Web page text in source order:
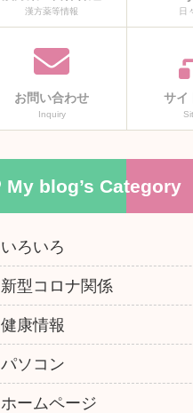
漢方薬等情報 日
お問い合わせ
Inquiry
サイ
My blog’s Category
いろいろ
新型コロナ関係
健康情報
パソコン
ホームページ